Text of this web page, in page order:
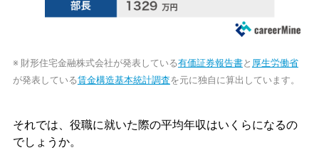
※ 財形住宅金融株式会社が発表している有価証券報告書と 厚生労働省
が発表している賃金構造基本統計調査を元に独自に算出しています。
それでは、役職に就いた際の平均年収はいくらになるの
でしょうか。